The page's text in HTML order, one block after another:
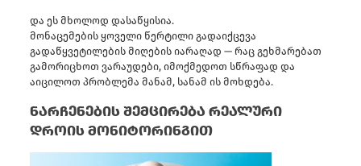
და ეს მხოლოდ დასაწყისია.
მონაცემების ყოველი წერტილი გადაიქცევა
გადაწყვეტილების მიღების იარაღად — რაც გეხმარებათ
გამორიცხოთ ვარაუდები, იმოქმედოთ სწრაფად და
აიცილოთ პრობლემა მანამ, სანამ ის მოხდება.
ნარჩენების შემცირება რეალური
დროის მონიტორინგით